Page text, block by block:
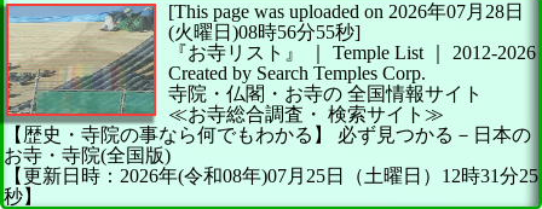
[This page was uploaded on 2026年07月28日
(火曜日)08時56分55秒]
『お寺リスト』 ｜ Temple List
2012-2026
Created by Search Temples Corp.
寺院・仏閣・お寺の 全国情報サイト
≪お寺総合調査・ 検索サイト≫
【歴史・寺院の事なら何でもわかる】
必ず見つかる－日本の
お寺・寺院(全国版)
【更新日時：2026年(令和08年)07月25日（土曜日）12時31分25
秒】